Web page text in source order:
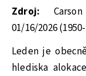
Zdroj:
01/16/2026
Leden je
hlediska